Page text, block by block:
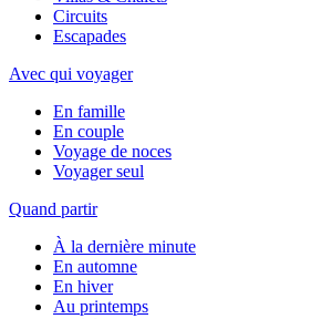
Circuits
Escapades
Avec qui voyager
En famille
En couple
Voyage de noces
Voyager seul
Quand partir
À la dernière minute
En automne
En hiver
Au printemps